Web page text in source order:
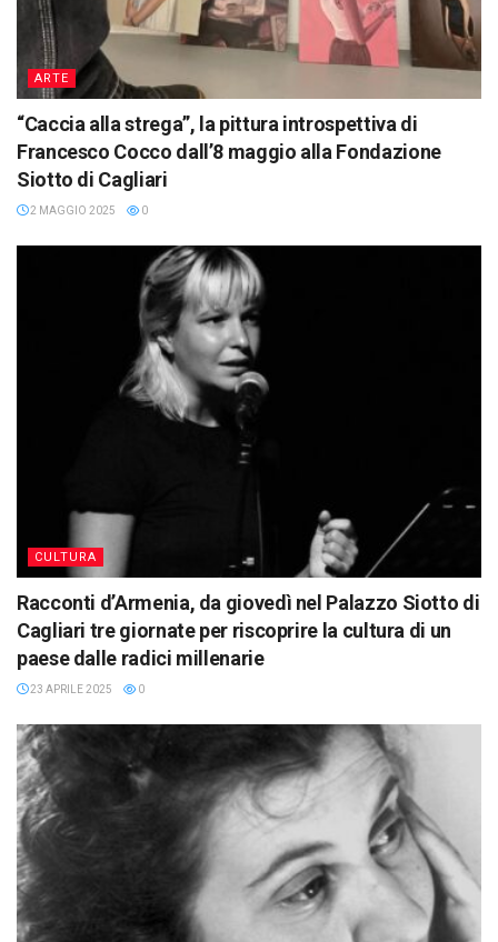
ARTE
“Caccia alla strega”, la pittura introspettiva di
Francesco Cocco dall’8 maggio alla Fondazione
Siotto di Cagliari
2 MAGGIO 2025 0
CULTURA
Racconti d’Armenia, da giovedì nel Palazzo Siotto di
Cagliari tre giornate per riscoprire la cultura di un
paese dalle radici millenarie
23 APRILE 2025 0